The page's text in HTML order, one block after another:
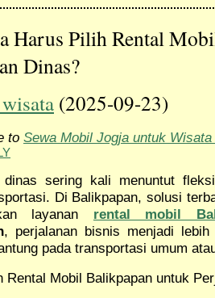
Harus Pilih Rental
Dinas?
(2025-09-23)
to Sewa Mobil Jogja untuk
dinas sering kali menuntut
Di Balikpapan, solusi
layanan rental mobil
, perjalanan bisnis menjadi
pada transportasi umum
Rental Mobil Balikpapan untuk